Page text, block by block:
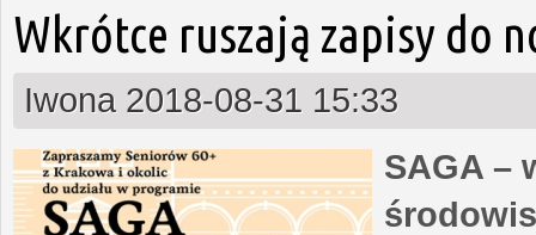
Wkrótce ruszają zapisy do
Iwona 2018-08-31 15:33
SAGA –